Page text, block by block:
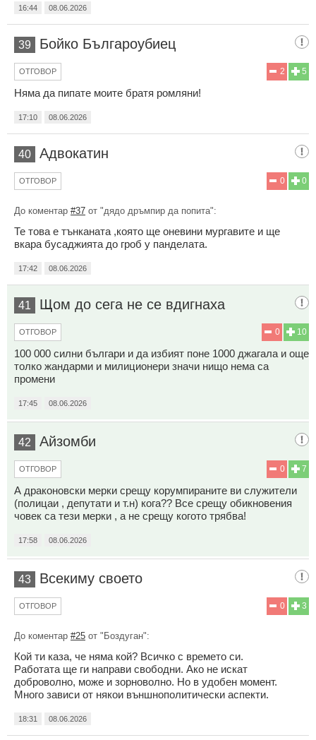
16:44 08.06.2026
39 Бойко Българоубиец
5
2
ОТГОВОР
Няма да пипате моите братя ромляни!
17:10 08.06.2026
40 Адвокатин
0
0
ОТГОВОР
До коментар #37 от "дядо дръмпир да попита":
Те това е тънканата ,която ще оневини мургавите и ще
вкара бусаджията до гроб у панделата.
17:42 08.06.2026
41 Щом до сега не се вдигнаха
10
0
ОТГОВОР
100 000 силни българи и да избият поне 1000 джагала и още
толко жандарми и милиционери значи нищо нема са
промени
17:45 08.06.2026
42 Айзомби
7
0
ОТГОВОР
А драконовски мерки срещу корумпираните ви служители
(полицаи , депутати и т.н) кога?? Все срещу обикновения
човек са тези мерки , а не срещу когото трябва!
17:58 08.06.2026
43 Всекиму своето
3
0
ОТГОВОР
До коментар #25 от "Боздуган":
Кой ти каза, че няма кой? Всичко с времето си.
Работата ще ги направи свободни. Ако не искат
доброволно, може и зорноволно. Но в удобен момент.
Много зависи от някои външнополитически аспекти.
18:31 08.06.2026